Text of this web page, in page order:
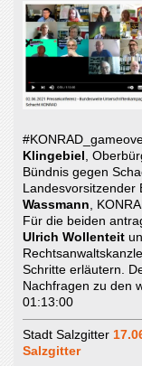
Klingebiel ,
Bündnis gegen
Landesvorsitzender
Wassmann ,
Für die beiden
Ulrich Wollenteit
Schritte erläutern.
Nachfragen zu den
01:13:00
Stadt Salzgitter
Salzgitter